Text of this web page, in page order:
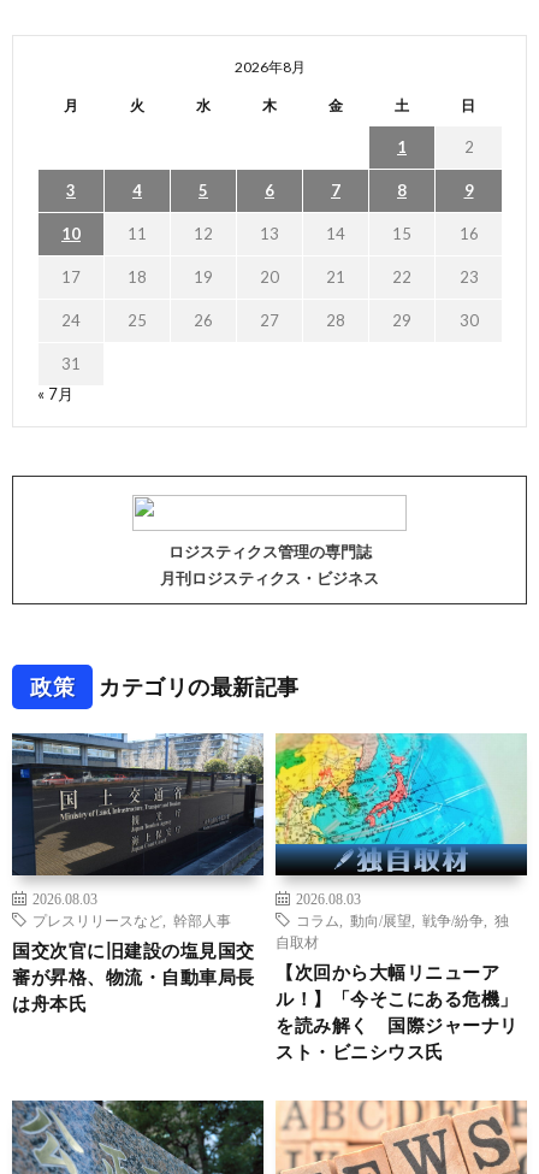
2026年8月
月 火 水 木 金 土 日
1 2
3 4 5 6 7 8 9
10 11 12 13 14 15 16
17 18 19 20 21 22 23
24 25 26 27 28 29 30
31
« 7月
ロジスティクス管理の専門誌
月刊ロジスティクス・ビジネス
政策 カテゴリの最新記事
2026.08.03
プレスリリースなど
幹部人事
国交次官に旧建設の塩見国交
審が昇格、物流・自動車局長
は舟本氏
2026.08.03
コラム
動向/展望 戦争/紛争
独
自取材
【次回から大幅リニューア
ル！】「今そこにある危機」
を読み解く 国際ジャーナリ
スト・ビニシウス氏